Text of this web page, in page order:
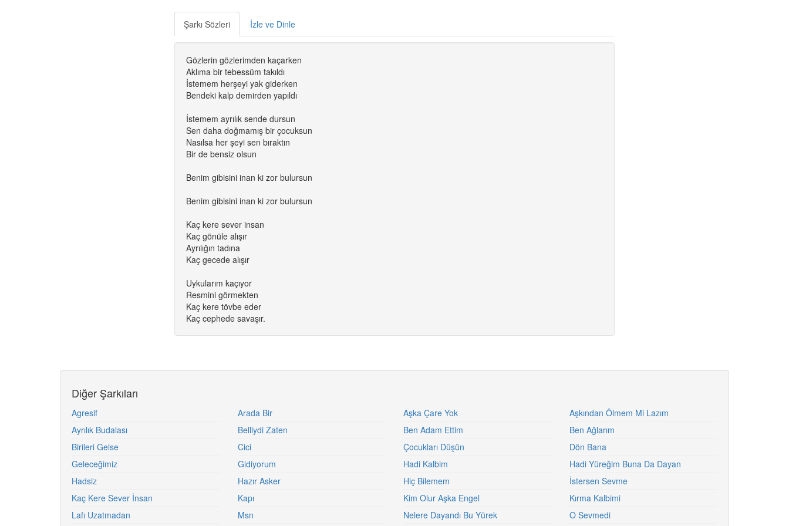
Şarkı Sözleri İzle ve Dinle
Gözlerin gözlerimden kaçarken
Aklıma bir tebessüm takıldı
İstemem herşeyi yak giderken
Bendeki kalp demirden yapıldı
İstemem ayrılık sende dursun
Sen daha doğmamış bir çocuksun
Nasılsa her şeyi sen bıraktın
Bir de bensiz olsun
Benim gibisini inan ki zor bulursun
Benim gibisini inan ki zor bulursun
Kaç kere sever insan
Kaç gönüle alışır
Ayrılığın tadına
Kaç gecede alışır
Uykularım kaçıyor
Resmini görmekten
Kaç kere tövbe eder
Kaç cephede savaşır.
Diğer Şarkıları
Agresif Arada Bir Aşka Çare Yok
Aşkından Ölmem Mi Lazım
Ayrılık Budalası
Belliydi Zaten Ben Adam Ettim
Ben Ağlarım
Birileri Gelse
Cici Çocukları Düşün
Dön Bana
Geleceğimiz
Gidiyorum Hadi Kalbim
Hadi Yüreğim Buna Da Dayan
Hadsiz
Hazır Asker Hiç Bilemem
İstersen Sevme
Kaç Kere Sever İnsan
Kapı Kim Olur Aşka Engel
Kırma Kalbimi
Lafı Uzatmadan
Msn Nelere Dayandı Bu Yürek O Sevmedi